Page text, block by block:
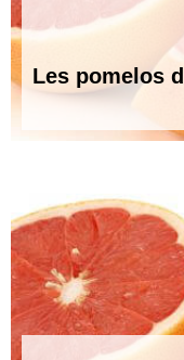
Les pomelos